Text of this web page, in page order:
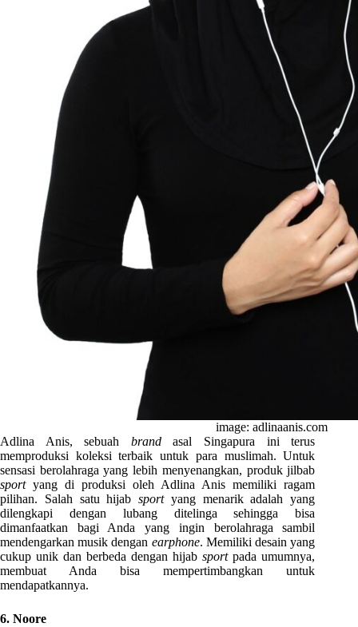
image: adlinaanis.com
Adlina Anis, sebuah brandasal Singapura ini terus
memproduksi koleksi terbaik untuk para muslimah. Untuk
sensasi berolahraga yang lebih menyenangkan, produk jilbab
sportyang di produksi oleh Adlina Anis memiliki ragam
pilihan. Salah satu hijabsportyang menarik adalah yang
dilengkapi dengan lubang ditelinga sehingga bisa
dimanfaatkan bagi Anda yang ingin berolahraga sambil
mendengarkan musik dengan earphone. Memiliki desain yang
cukup unik dan berbeda dengan hijabsportpada umumnya,
membuat Anda bisa mempertimbangkan untuk
mendapatkannya.
6. Noore